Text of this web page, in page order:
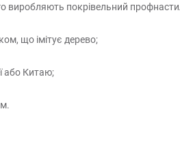
виробляють покрівельний
що імітує дерево;
або Китаю;